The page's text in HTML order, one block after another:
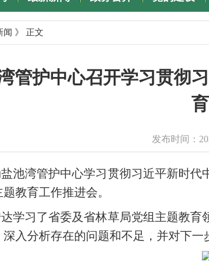
闻 》 正文
管护中心召开学习贯彻
发布时间：
池湾管护中心学习贯彻习近平新时代
教育工作推进会。
学习了省委及省林草局党组主题教
入分析存在的问题和不足，并对下一